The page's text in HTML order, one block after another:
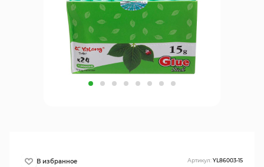
Артикул:YL86003-15